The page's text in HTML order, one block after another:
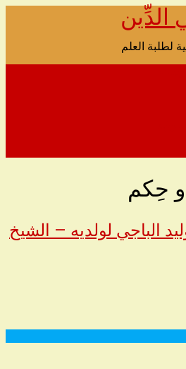
الدِّين
لطلبة العلم
و حِكم
الباجي لولديه – الشيخ